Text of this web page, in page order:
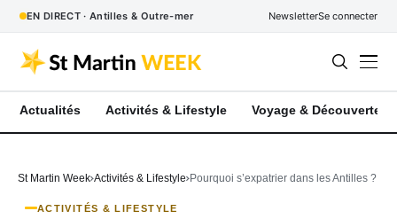
EN DIRECT · Antilles & Outre-mer NewsletterSe connecter
Actualités Activités & Lifestyle Voyage & Découverte
St Martin Week Activités & Lifestyle Pourquoi s’expatrier dans les Antilles ?
ACTIVITÉS & LIFESTYLE